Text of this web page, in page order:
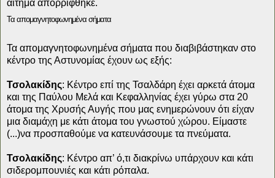
αίτημα απορρίφθηκε.
Τα απομαγνητοφωνημένα σήματα
Τα απομαγνητοφωνημένα σήματα που διαβιβάστηκαν στο
κέντρο της Αστυνομίας έχουν ως εξής:
Τσολακίδης: Κέντρο επί της Τσαλδάρη έχει αρκετά άτομα
και της Παύλου Μελά και Κεφαλληνίας έχει γύρω στα 20
άτομα της Χρυσής Αυγής που μας ενημερώνουν ότι είχαν
μια διαμάχη με κάτι άτομα του γνωστού χώρου. Είμαστε
(...)να προσπαθούμε να κατευνάσουμε τα πνεύματα.
Τσολακίδης: Κέντρο απ’ ό,τι διακρίνω υπάρχουν και κάτι
σιδερομπουνιές και κάτι ρόπαλα.